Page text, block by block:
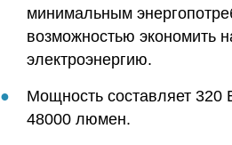
минимальным
возможностью экономить
электроэнергию.
Мощность составляет 320
48000 люмен.